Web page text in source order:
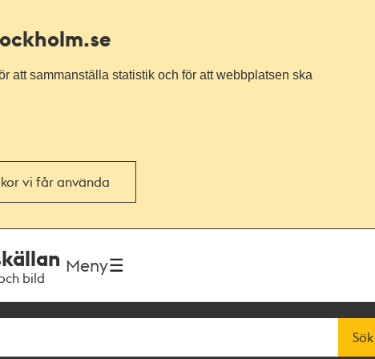
att sammanställa statistik och för att webbplatsen ska
vi får använda
bild
Meny
Sök